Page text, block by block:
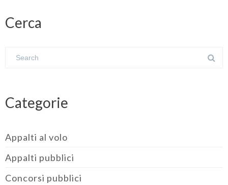
Cerca
Categorie
Appalti al volo
Appalti pubblici
Concorsi pubblici